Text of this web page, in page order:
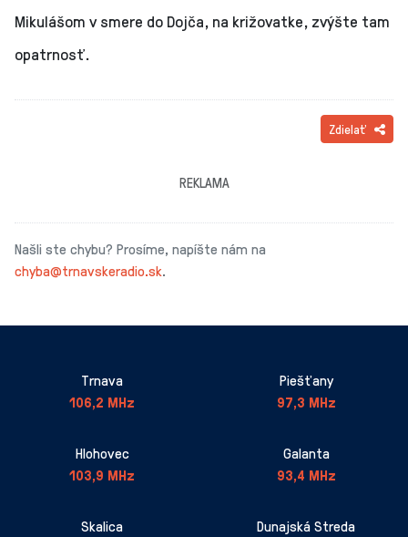
Mikulášom v smere do Dojča, na križovatke, zvýšte tam
opatrnosť.
Zdielať
REKLAMA
Našli ste chybu? Prosíme, napíšte nám na
chyba@trnavskeradio.sk.
Trnava
106,2 MHz
Piešťany
97,3 MHz
Hlohovec
103,9 MHz
Galanta
93,4 MHz
Skalica
Dunajská Streda